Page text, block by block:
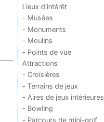
Lieux d'intérêt
- Musées
- Monuments
- Moulins
- Points de vue
Attractions
- Croisières
- Terrains de jeux
- Aires de jeux intérieures
- Bowling
- Parcours de mini-golf